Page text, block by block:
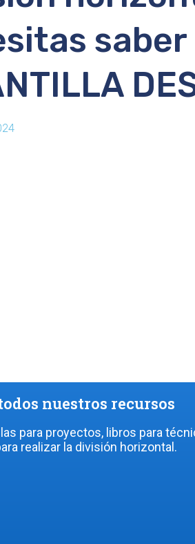
nuestros recursos
para proyectos, libros para
realizar la división horizontal.